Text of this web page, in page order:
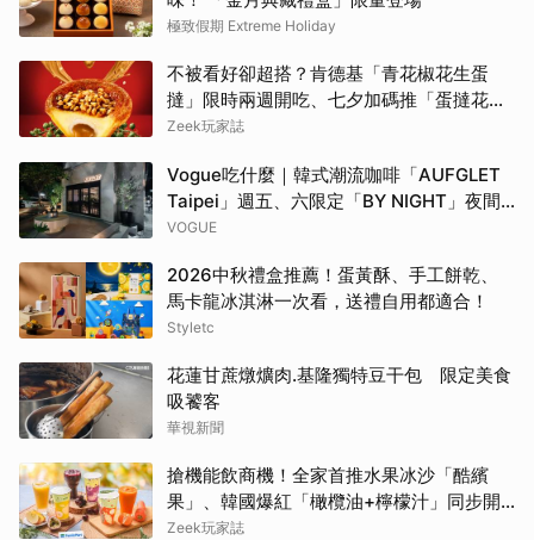
極致假期 Extreme Holiday
不被看好卻超搭？肯德基「青花椒花生蛋
撻」限時兩週開吃、七夕加碼推「蛋撻花
束」
Zeek玩家誌
Vogue吃什麼｜韓式潮流咖啡「AUFGLET
Taipei」週五、六限定「BY NIGHT」夜間
餐酒，韓籍主廚監修Fusion Dining，韓式海
曲
VOGUE
2026中秋禮盒推薦！蛋黃酥、手工餅乾、
馬卡龍冰淇淋一次看，送禮自用都適合！
Styletc
花蓮甘蔗燉爌肉.基隆獨特豆干包 限定美食
吸饕客
華視新聞
搶機能飲商機！全家首推水果冰沙「酷繽
果」、韓國爆紅「橄欖油+檸檬汁」同步開
賣
Zeek玩家誌